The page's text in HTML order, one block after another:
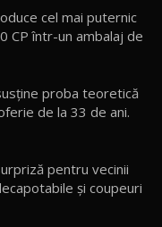
și Confortabil
/ AutoBlog.MD
Defender Testat în
FENDT! Cum e să
cel mai puternic
CP într-un ambalaj de
proba teoretică
de la 33 de ani.
pentru vecinii
şi coupeuri